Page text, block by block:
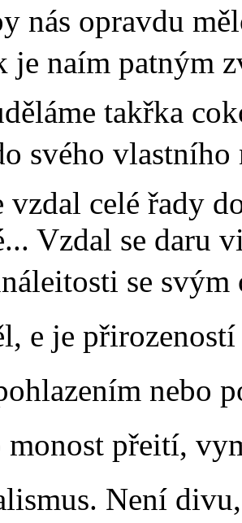
nás opravdu
naím patným
takřka
svého vlastního
vzdal celé řady
Vzdal se daru
se
e je
nebo
monost přeití,
Není divu,